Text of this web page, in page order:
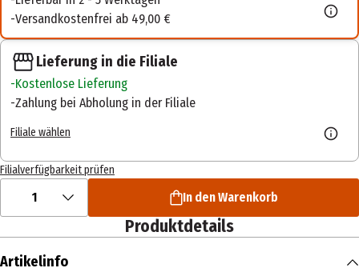
Versandkostenfrei ab 49,00 €
Lieferung in die Filiale
Kostenlose Lieferung
Zahlung bei Abholung in der Filiale
Filiale wählen
Filialverfügbarkeit prüfen
1 In den Warenkorb
Produktdetails
Artikelinfo